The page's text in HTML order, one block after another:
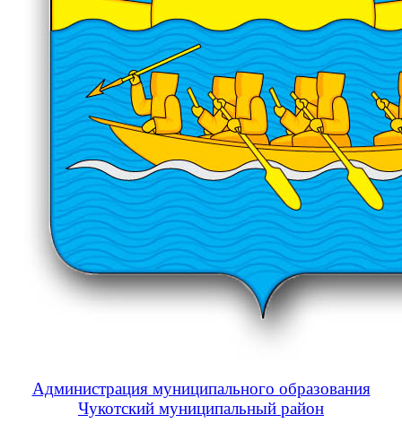
Администрация муниципального образования
Чукотский муниципальный район